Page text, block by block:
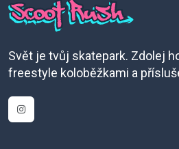
Svět je tvůj skatepark. Zdolej
freestyle koloběžkami a